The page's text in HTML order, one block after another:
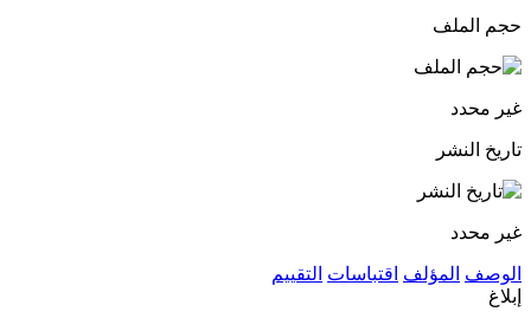
حجم الملف
غير محدد
تاريخ النشر
غير محدد
الوصف المؤلف اقتباسات التقييم
إبلاغ